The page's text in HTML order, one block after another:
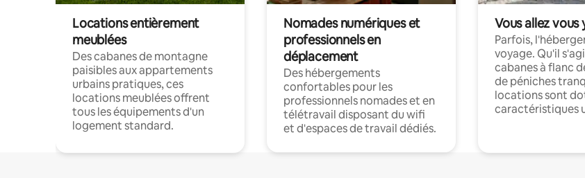
Locations entièrement
meublées
Des cabanes de montagne
paisibles aux appartements
urbains pratiques, ces
locations meublées offrent
tous les équipements d'un
logement standard.
Nomades numériques et
professionnels en
déplacement
Des hébergements
confortables pour les
professionnels nomades et en
télétravail disposant du wifi
et d'espaces de travail dédiés.
Vous allez vous
Parfois,
voyage. Qu'il
cabanes à flanc
de péniches
locations sont
caractéristiques